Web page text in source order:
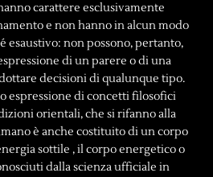
carattere esclusivamente
e non hanno in alcun modo
esaustivo: non possono, pertanto,
di un parere o di una
decisioni di qualunque tipo.
espressione di concetti filosofici
orientali, che si rifanno alla
è anche costituito di un corpo
sottile , il corpo energetico o
dalla scienza ufficiale in